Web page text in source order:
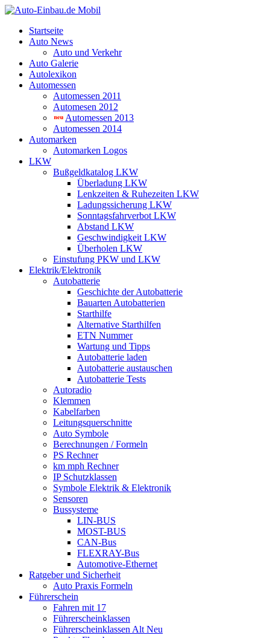
Startseite
Auto News
Auto und Verkehr
Auto Galerie
Autolexikon
Automessen
Automessen 2011
Automesen 2012
Automessen 2013
Automessen 2014
Automarken
Automarken Logos
LKW
Bußgeldkatalog LKW
Überladung LKW
Lenkzeiten & Ruhezeiten LKW
Ladungssicherung LKW
Sonntagsfahrverbot LKW
Abstand LKW
Geschwindigkeit LKW
Überholen LKW
Einstufung PKW und LKW
Elektrik/Elektronik
Autobatterie
Geschichte der Autobatterie
Bauarten Autobatterien
Starthilfe
Alternative Starthilfen
ETN Nummer
Wartung und Tipps
Autobatterie laden
Autobatterie austauschen
Autobatterie Tests
Autoradio
Klemmen
Kabelfarben
Leitungsquerschnitte
Auto Symbole
Berechnungen / Formeln
PS Rechner
km mph Rechner
IP Schutzklassen
Symbole Elektrik & Elektronik
Sensoren
Bussysteme
LIN-BUS
MOST-BUS
CAN-Bus
FLEXRAY-Bus
Automotive-Ethernet
Ratgeber und Sicherheit
Auto Praxis Formeln
Führerschein
Fahren mit 17
Führerscheinklassen
Führerscheinklassen Alt Neu